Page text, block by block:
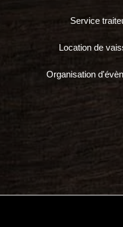
Service
Location de
Organisation